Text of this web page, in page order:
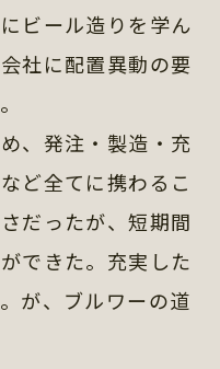
ビール造りを学ん
社に配置異動の要
、発注・製造・充
ど全てに携わるこ
だったが、短期間
できた。充実した
が、ブルワーの道